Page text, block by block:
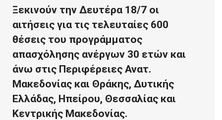
Ξεκινούν την Δευτέρα 18/7 οι
αιτήσεις για τις τελευταίες 600
θέσεις του προγράμματος
απασχόλησης ανέργων 30 ετών και
άνω στις Περιφέρειες Ανατ.
Μακεδονίας και Θράκης, Δυτικής
Ελλάδας, Ηπείρου, Θεσσαλίας και
Κεντρικής Μακεδονίας.
ΕΚΠΑΙΔΕΥΤΙΚΕΣ